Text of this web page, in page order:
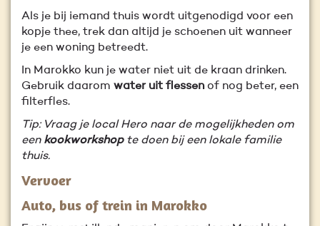
Als je bij iemand thuis wordt uitgenodigd voor een
kopje thee, trek dan altijd je schoenen uit wanneer
je een woning betreedt.
In Marokko kun je water niet uit de kraan drinken.
Gebruik daarom water uit flessenof nog beter, een
filterfles.
Tip: Vraag je local Hero naar de mogelijkheden om
een kookworkshopte doen bij een lokale familie
thuis.
Vervoer
Auto, bus of trein in Marokko